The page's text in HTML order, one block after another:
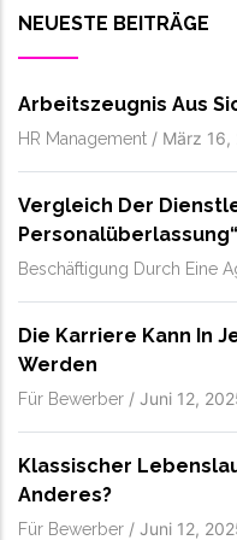
NEUESTE BEITRÄGE
Arbeitszeugnis Aus
HR Management / März 16,
Vergleich Der
Beschäftigung Durch Eine
Die Karriere Kann In
Werden
Für Bewerber / Juni 12,
Klassischer
Anderes?
Für Bewerber / Juni 12,